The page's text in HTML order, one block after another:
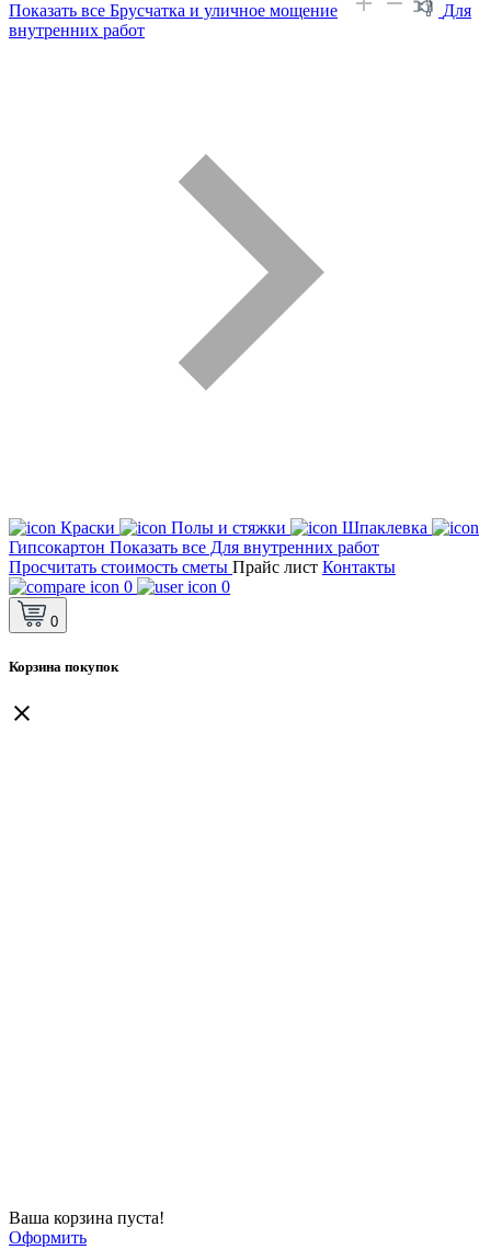
Показать все Брусчатка и уличное мощение
Для
внутренних работ
Краски Полы и стяжки
Шпаклевка
Гипсокартон Показать все Для внутренних работ
Просчитать стоимость сметы Прайс лист Контакты
0
0
0
Корзина покупок
Ваша корзина пуста!
Оформить